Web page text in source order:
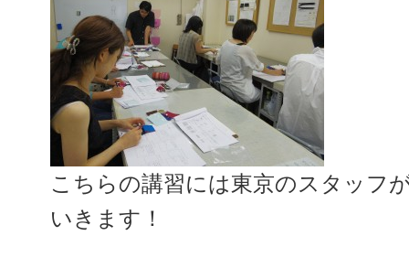
こちらの講習には東京のスタッフ
いきます！